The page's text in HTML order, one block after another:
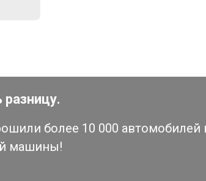
более 10 000 автомобилей
машины!